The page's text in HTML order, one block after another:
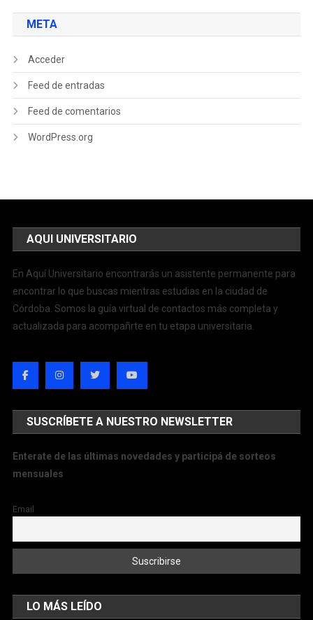
META
Acceder
Feed de entradas
Feed de comentarios
WordPress.org
AQUI UNIVERSITARIO
En Aquí Universitario encontrarás un asistente permanente para
encontrar lo que buscas mientras estudias en la ciudad de
Córdoba. Somos la guía virtual de contactos más completa y
actualizada para acompañrte en tu etapa universitaria.
SUSCRÍBETE A NUESTRO NEWSLETTER
Enterate de las últimas novedades y participá de sorteos
mensuales
Email
LO MÁS LEÍDO